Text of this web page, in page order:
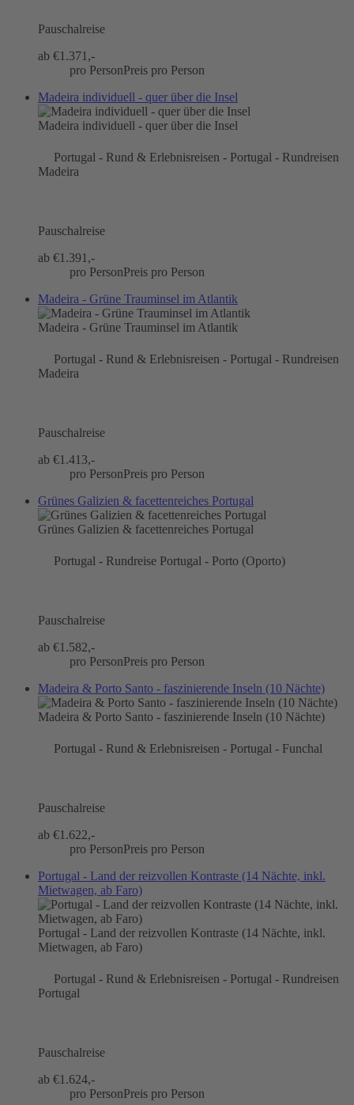
Pauschalreise
ab €1.371,-
pro PersonPreis pro Person
Madeira individuell - quer über die Insel
Madeira individuell - quer über die Insel
Portugal - Rund & Erlebnisreisen - Portugal - Rundreisen
Madeira
Pauschalreise
ab €1.391,-
pro PersonPreis pro Person
Madeira - Grüne Trauminsel im Atlantik
Madeira - Grüne Trauminsel im Atlantik
Portugal - Rund & Erlebnisreisen - Portugal - Rundreisen
Madeira
Pauschalreise
ab €1.413,-
pro PersonPreis pro Person
Grünes Galizien & facettenreiches Portugal
Grünes Galizien & facettenreiches Portugal
Portugal - Rundreise Portugal - Porto (Oporto)
Pauschalreise
ab €1.582,-
pro PersonPreis pro Person
Madeira & Porto Santo - faszinierende Inseln (10 Nächte)
Madeira & Porto Santo - faszinierende Inseln (10 Nächte)
Portugal - Rund & Erlebnisreisen - Portugal - Funchal
Pauschalreise
ab €1.622,-
pro PersonPreis pro Person
Portugal - Land der reizvollen Kontraste (14 Nächte, inkl.
Mietwagen, ab Faro)
Portugal - Land der reizvollen Kontraste (14 Nächte, inkl.
Mietwagen, ab Faro)
Portugal - Rund & Erlebnisreisen - Portugal - Rundreisen
Portugal
Pauschalreise
ab €1.624,-
pro PersonPreis pro Person